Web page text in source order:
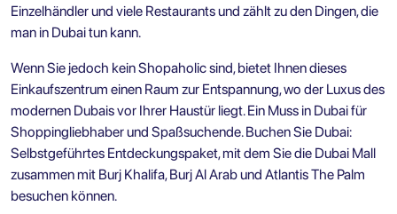
Einzelhändler und viele Restaurants und zählt zu den Dingen, die
man in Dubai tun kann.
Wenn Sie jedoch kein Shopaholic sind, bietet Ihnen dieses
Einkaufszentrum einen Raum zur Entspannung, wo der Luxus des
modernen Dubais vor Ihrer Haustür liegt. Ein Muss in Dubai für
Shoppingliebhaber und Spaßsuchende. Buchen Sie Dubai:
Selbstgeführtes Entdeckungspaket, mit dem Sie die Dubai Mall
zusammen mit Burj Khalifa, Burj Al Arab und Atlantis The Palm
besuchen können.